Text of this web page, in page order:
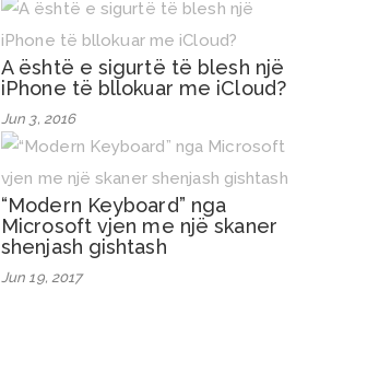
A është e sigurtë të blesh një
iPhone të bllokuar me iCloud?
Jun 3, 2016
“Modern Keyboard” nga
Microsoft vjen me një skaner
shenjash gishtash
Jun 19, 2017